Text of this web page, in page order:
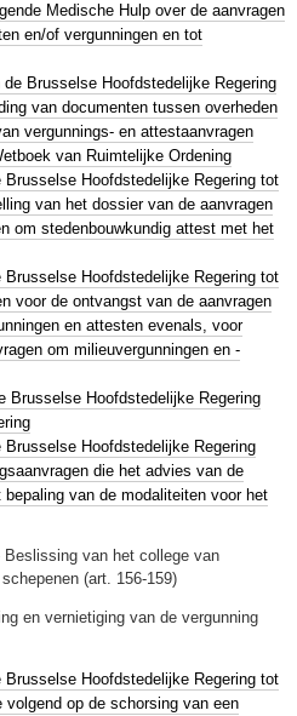
Medische Hulp over de aanvragen
en/of vergunningen en tot
de Brusselse Hoofdstedelijke Regering
van documenten tussen overheden
vergunnings- en attestaanvragen
van Ruimtelijke Ordening
Brusselse Hoofdstedelijke Regering tot
van het dossier van de aanvragen
om stedenbouwkundig attest met het
Brusselse Hoofdstedelijke Regering tot
voor de ontvangst van de aanvragen
en attesten evenals, voor
om milieuvergunningen en -
Brusselse Hoofdstedelijke Regering
Brusselse Hoofdstedelijke Regering
die het advies van de
van de modaliteiten voor het
Beslissing van het college van
(art. 156-159)
en vernietiging van de vergunning
Brusselse Hoofdstedelijke Regering tot
op de schorsing van een